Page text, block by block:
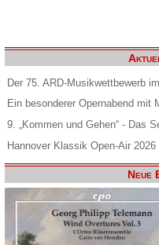
Der 75. ARD-Musikwettbewerb
Ein besonderer Opernabend mit
9. „Kommen und Gehen“ - Das
Hannover Klassik Open-Air 2026
Neue